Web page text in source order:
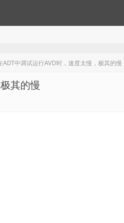
ADT中调试运行AVD时，速度太慢，极其的慢
其的慢